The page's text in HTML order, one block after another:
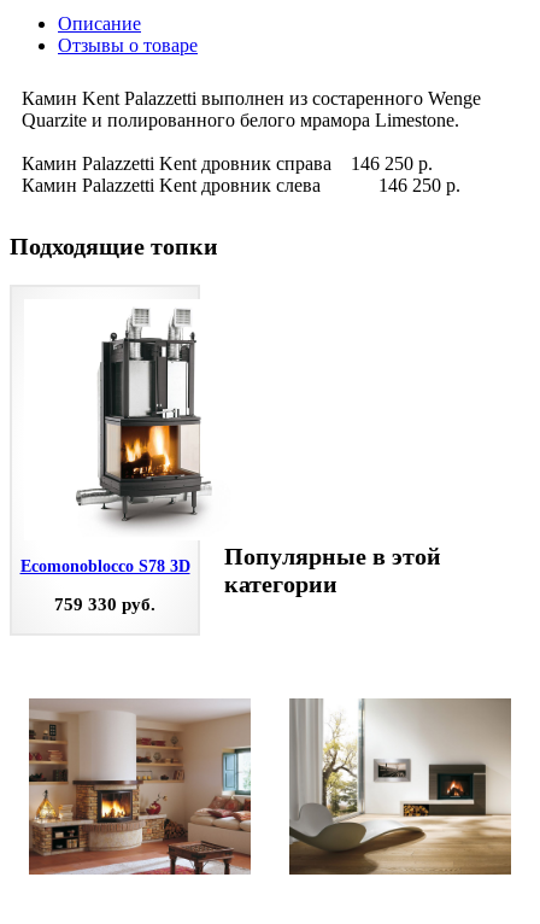
Описание
Отзывы о товаре
Камин Kent Palazzetti выполнен из состаренного Wenge
Quarzite и полированного белого мрамора Limestone.
Камин Palazzetti Kent дровник справа 146 250 р.
Камин Palazzetti Kent дровник слева 146 250 р.
Подходящие топки
Ecomonoblocco S78 3D
759 330 руб.
Популярные в этой
категории